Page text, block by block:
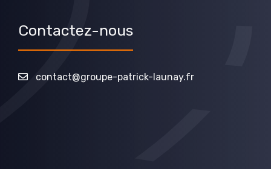
Contactez-nous
contact@groupe-patrick-launay.fr